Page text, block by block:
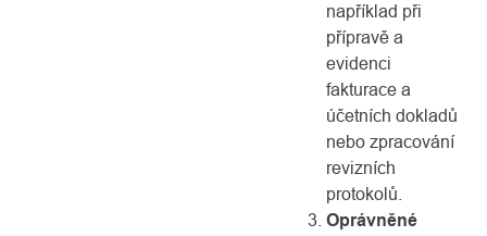
například při
přípravě a
evidenci
fakturace a
účetních dokladů
nebo zpracování
revizních
protokolů.
Oprávněné